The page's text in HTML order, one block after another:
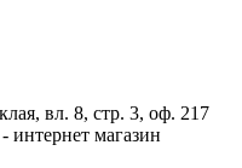
вл. 8, стр. 3, оф. 217
магазин